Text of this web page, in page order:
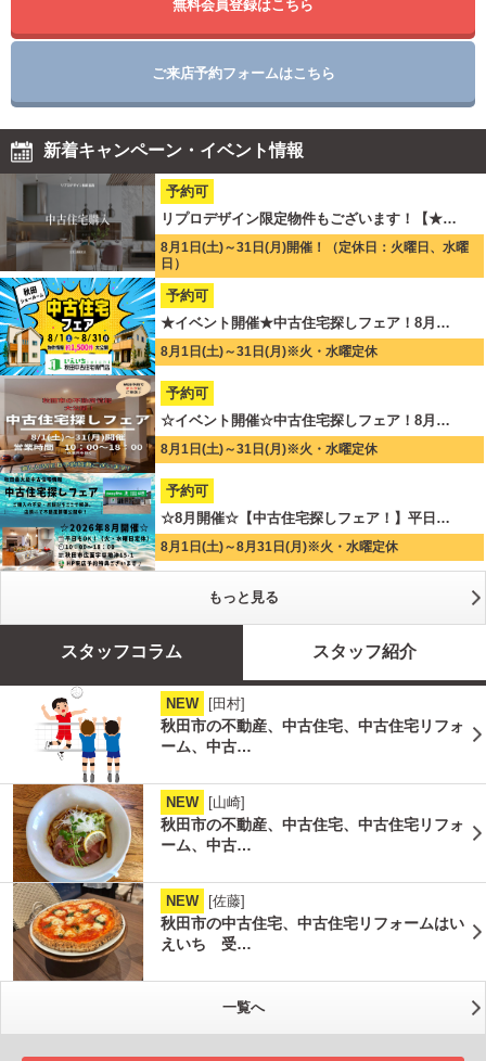
無料会員登録はこちら
ご来店予約フォームはこちら
新着キャンペーン・イベント情報
予約可
リプロデザイン限定物件もございます！【★…
8月1日(土)～31日(月)開催！（定休日：火曜日、水曜
日）
予約可
★イベント開催★中古住宅探しフェア！8月…
8月1日(土)～31日(月)※火・水曜定休
予約可
☆イベント開催☆中古住宅探しフェア！8月…
8月1日(土)～31日(月)※火・水曜定休
予約可
☆8月開催☆【中古住宅探しフェア！】平日…
8月1日(土)～8月31日(月)※火・水曜定休
もっと見る
スタッフコラム スタッフ紹介
NEW [田村]
秋田市の不動産、中古住宅、中古住宅リフォ
ーム、中古…
NEW [山崎]
秋田市の不動産、中古住宅、中古住宅リフォ
ーム、中古…
NEW [佐藤]
秋田市の中古住宅、中古住宅リフォームはい
えいち 受…
一覧へ